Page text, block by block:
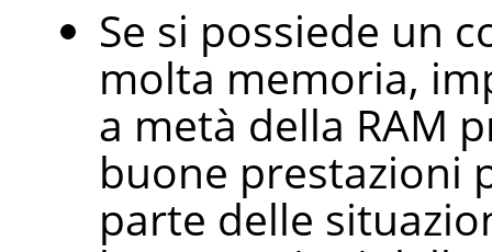
Se si possiede un
molta memoria,
a metà della RAM
buone prestazioni
parte delle